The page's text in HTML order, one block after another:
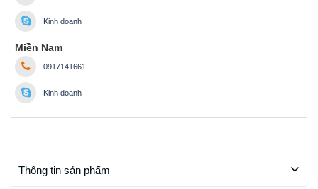
Kinh doanh
Miền Nam
0917141661
Kinh doanh
Thông tin sản phẩm